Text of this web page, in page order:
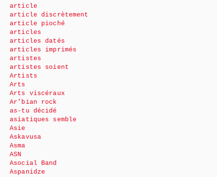
article
article discrètement
article pioché
articles
articles datés
articles imprimés
artistes
artistes soient
Artists
Arts
Arts viscéraux
Ar’bian rock
as-tu décidé
asiatiques semble
Asie
Askavusa
Asma
ASN
Asocial Band
Aspanidze